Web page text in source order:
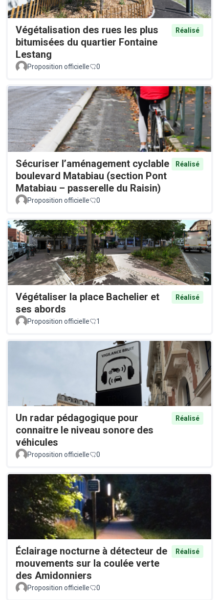
Végétalisation des rues les plus
bitumisées du quartier Fontaine
Lestang
Réalisé
Proposition officielle 0
Sécuriser l’aménagement cyclable
boulevard Matabiau (section Pont
Matabiau – passerelle du Raisin)
Réalisé
Proposition officielle 0
Végétaliser la place Bachelier et
ses abords
Réalisé
Proposition officielle 1
Un radar pédagogique pour
connaitre le niveau sonore des
véhicules
Réalisé
Proposition officielle 0
Éclairage nocturne à détecteur de
mouvements sur la coulée verte
des Amidonniers
Réalisé
Proposition officielle 0